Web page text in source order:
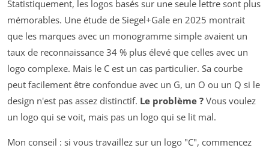
Statistiquement, les logos basés sur une seule lettre sont plus
mémorables. Une étude de Siegel+Gale en 2025 montrait
que les marques avec un monogramme simple avaient un
taux de reconnaissance 34 % plus élevé que celles avec un
logo complexe. Mais le C est un cas particulier. Sa courbe
peut facilement être confondue avec un G, un O ou un Q si le
design n'est pas assez distinctif. Le problème ? Vous voulez
un logo qui se voit, mais pas un logo qui se lit mal.
Mon conseil : si vous travaillez sur un logo "C", commencez